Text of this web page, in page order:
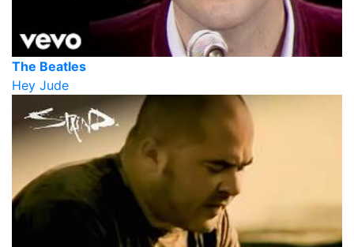
The Beatles
Hey Jude